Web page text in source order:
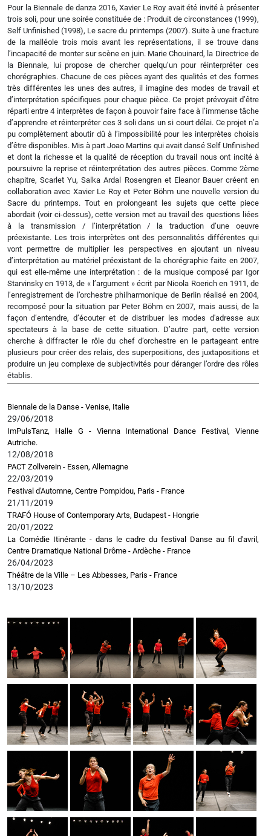
Pour la Biennale de danza 2016, Xavier Le Roy avait été invité à présenter
trois soli, pour une soirée constituée de : Produit de circonstances (1999),
Self Unfinished (1998), Le sacre du printemps (2007). Suite à une fracture
de la malléole trois mois avant les représentations, il se trouve dans
l’incapacité de monter sur scène en juin. Marie Chouinard, la Directrice de
la Biennale, lui propose de chercher quelqu’un pour réinterpréter ces
chorégraphies. Chacune de ces pièces ayant des qualités et des formes
très différentes les unes des autres, il imagine des modes de travail et
d’interprétation spécifiques pour chaque pièce. Ce projet prévoyait d’être
réparti entre 4 interprètes de façon à pouvoir faire face à l’immense tâche
d’apprendre et réinterpréter ces 3 soli dans un si court délai. Ce projet n’a
pu complètement aboutir dû à l’impossibilité pour les interprètes choisis
d’être disponibles. Mis à part Joao Martins qui avait dansé Self Unfinished
et dont la richesse et la qualité de réception du travail nous ont incité à
poursuivre la reprise et réinterprétation des autres pièces. Comme 2ème
chapitre, Scarlet Yu, Salka Ardal Rosengren et Eleanor Bauer créent en
collaboration avec Xavier Le Roy et Peter Böhm une nouvelle version du
Sacre du printemps. Tout en prolongeant les sujets que cette piece
abordait (voir ci-dessus), cette version met au travail des questions liées
à la transmission / l’interprétation / la traduction d’une oeuvre
préexistante. Les trois interprètes ont des personnalités différentes qui
vont permettre de multiplier les perspectives en ajoutant un niveau
d’interprétation au matériel préexistant de la chorégraphie faite en 2007,
qui est elle-même une interprétation : de la musique composé par Igor
Starvinsky en 1913, de « l’argument » écrit par Nicola Roerich en 1911, de
l’enregistrement de l’orchestre philharmonique de Berlin réalisé en 2004,
recomposé pour la situation par Peter Böhm en 2007, mais aussi, de la
façon d’entendre, d’écouter et de distribuer les modes d'adresse aux
spectateurs à la base de cette situation. D’autre part, cette version
cherche à diffracter le rôle du chef d’orchestre en le partageant entre
plusieurs pour créer des relais, des superpositions, des juxtapositions et
produire un jeu complexe de subjectivités pour déranger l’ordre des rôles
établis.
Biennale de la Danse - Venise, Italie
29/06/2018
ImPulsTanz, Halle G - Vienna International Dance Festival, Vienne
Autriche.
12/08/2018
PACT Zollverein - Essen, Allemagne
22/03/2019
Festival d'Automne, Centre Pompidou, Paris - France
21/11/2019
TRAFÓ House of Contemporary Arts, Budapest - Hongrie
20/01/2022
La Comédie Itinérante - dans le cadre du festival Danse au fil d'avril,
Centre Dramatique National Drôme - Ardèche - France
26/04/2023
Théâtre de la Ville – Les Abbesses, Paris - France
13/10/2023